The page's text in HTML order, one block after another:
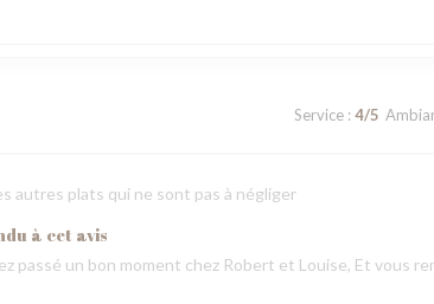
Service: 4/5
autres plats qui ne sont pas à négliger
à cet avis
passé un bon moment chez Robert et Louise, Et vous